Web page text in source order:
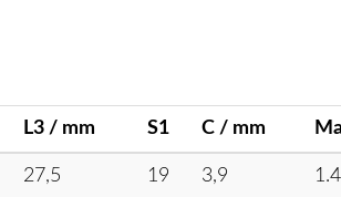
L3 / mm S1 C / mm
27,5 19 3,9